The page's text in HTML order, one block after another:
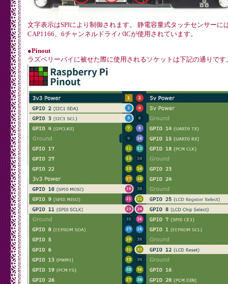
文字表示はSPIにより制御されます。 静電容量式タッチセンサーに
CAP1166、6チャンネルドライバICが使用されています。
●Pinout
ラズベリーパイに被せた際に使用されるソケットは下記の通りです